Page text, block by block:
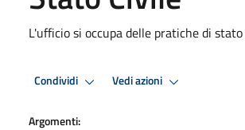
L'ufficio si occupa delle pratiche di
Condividi Vedi azioni
Argomenti: